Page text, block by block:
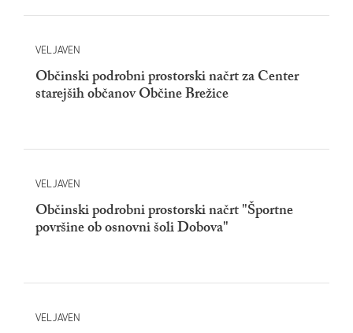
VELJAVEN
Občinski podrobni prostorski načrt za Center
starejših občanov Občine Brežice
VELJAVEN
Občinski podrobni prostorski načrt "Športne
površine ob osnovni šoli Dobova"
VELJAVEN